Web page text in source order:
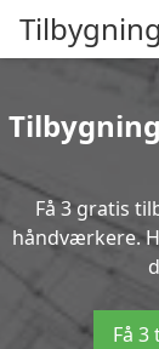
Få 3 gratis
håndværkere.
Få